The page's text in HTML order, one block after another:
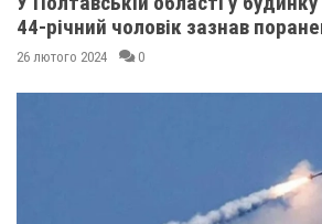
44-річний чоловік зазнав
26 лютого 2024 0